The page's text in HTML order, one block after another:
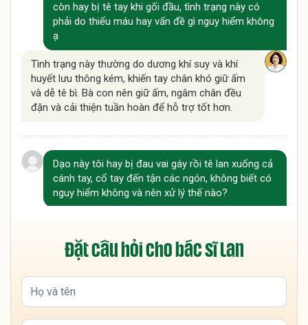
còn hay bị tê tay khi gối đầu, tình trạng này có
phải do thiếu máu hay vấn đề gì nguy hiểm không
ạ
Tình trạng này thường do dương khí suy và khí
huyết lưu thông kém, khiến tay chân khó giữ ấm
và dễ tê bì. Bà con nên giữ ấm, ngâm chân đều
đặn và cải thiện tuần hoàn để hỗ trợ tốt hơn.
Dạo này tôi hay bị đau vai gáy rồi tê lan xuống cả
cánh tay, cổ tay đến tận các ngón, không biết có
nguy hiểm không và nên xử lý thế nào?
con nên kết hợp vận động, giữ ấm và ngâm chân
để hỗ trợ cải thiện. Nếu tê kéo dài hoặc tăng
nặng, nên đi thăm khám sớm để kiểm tra chính
xác nguyên nhân.
Đặt câu hỏi cho bác sĩ Lan